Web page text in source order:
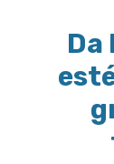
Da